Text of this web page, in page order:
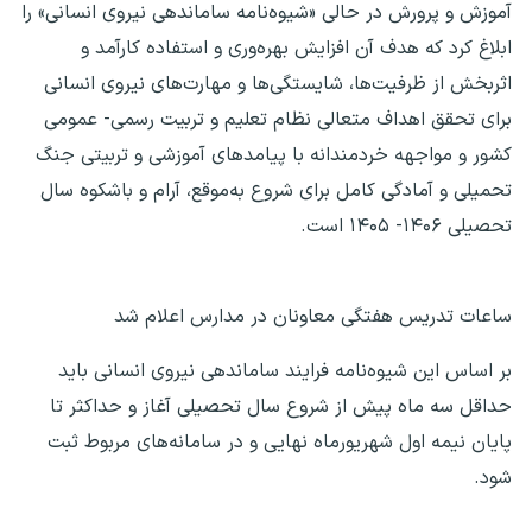
آموزش و پرورش در حالی «شیوه‌نامه ساماندهی نیروی انسانی» را
ابلاغ کرد که هدف آن افزایش بهره‌وری و استفاده کارآمد و
اثربخش از ظرفیت‌ها، شایستگی‌ها و مهارت‌های نیروی انسانی
برای تحقق اهداف متعالی نظام تعلیم و تربیت رسمی- عمومی
کشور و مواجهه خردمندانه با پیامدهای آموزشی و تربیتی جنگ
تحمیلی و آمادگی کامل برای شروع به‌موقع، آرام و باشکوه سال
تحصیلی ۱۴۰۶- ۱۴۰۵ است.
ساعات تدریس هفتگی معاونان در مدارس اعلام شد
بر اساس این شیوه‌نامه فرایند ساماندهی نیروی انسانی باید
حداقل سه ماه پیش از شروع سال تحصیلی آغاز و حداکثر تا
پایان نیمه اول شهریورماه نهایی و در سامانه‌های مربوط ثبت
شود.